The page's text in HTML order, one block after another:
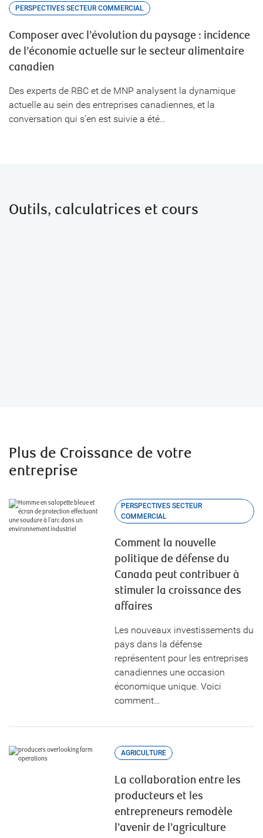
PERSPECTIVES SECTEUR COMMERCIAL
Composer avec l’évolution du paysage : incidence
de l’économie actuelle sur le secteur alimentaire
canadien
Des experts de RBC et de MNP analysent la dynamique
actuelle au sein des entreprises canadiennes, et la
conversation qui s’en est suivie a été…
Outils, calculatrices et cours
Plus de Croissance de votre
entreprise
PERSPECTIVES SECTEUR
COMMERCIAL
Comment la nouvelle
politique de défense du
Canada peut contribuer à
stimuler la croissance des
affaires
Les nouveaux investissements du
pays dans la défense
représentent pour les entreprises
canadiennes une occasion
économique unique. Voici
comment…
AGRICULTURE
La collaboration entre les
producteurs et les
entrepreneurs remodèle
l’avenir de l’agriculture